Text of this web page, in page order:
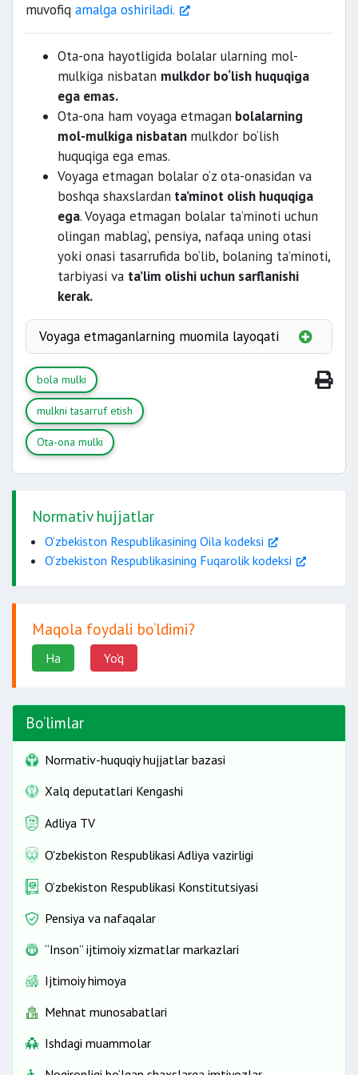
muvofiq amalga oshiriladi.
Ota-ona hayotligida bolalar ularning mol-
mulkiga nisbatan mulkdor bo‘lish huquqiga
ega emas.
Ota-ona ham voyaga etmagan bolalarning
mol-mulkiga nisbatan mulkdor bo‘lish
huquqiga ega emas.
Voyaga etmagan bolalar o‘z ota-onasidan va
boshqa shaxslardan ta’minot olish huquqiga
ega. Voyaga etmagan bolalar ta’minoti uchun
olingan mablag‘, pensiya, nafaqa uning otasi
yoki onasi tasarrufida bo‘lib, bolaning ta’minoti,
tarbiyasi va ta’lim olishi uchun sarflanishi
kerak.
Voyaga etmaganlarning muomila layoqati
intellektual faoliyatining
mayda maishiy bitimlarni
bola mulki
mulkni tasarruf etish
Ota-ona mulki
Normativ hujjatlar
O‘zbekiston Respublikasining Oila kodeksi
O‘zbekiston Respublikasining Fuqarolik kodeksi
Maqola foydali bo‘ldimi?
Ha Yo'q
Bo‘limlar
Normativ-huquqiy hujjatlar bazasi
Xalq deputatlari Kengashi
Adliya TV
O'zbekiston Respublikasi Adliya vazirligi
O‘zbekiston Respublikasi Konstitutsiyasi
Pensiya va nafaqalar
“Inson” ijtimoiy xizmatlar markazlari
Ijtimoiy himoya
Mehnat munosabatlari
Ishdagi muammolar